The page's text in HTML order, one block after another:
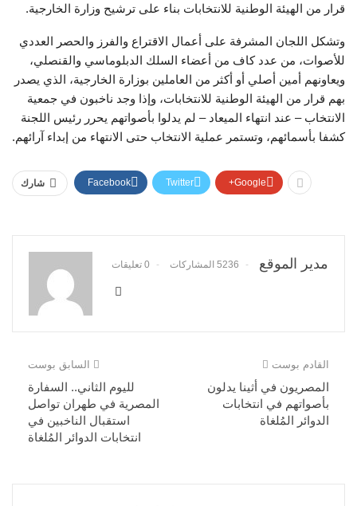
قرار من الهيئة الوطنية للانتخابات بناء على ترشيح وزارة الخارجية.
وتشكل اللجان المشرفة على أعمال الاقتراع والفرز والحصر العددي
للأصوات، من عدد كاف من أعضاء السلك الدبلوماسي والقنصلي،
ويعاونهم أمين أصلي أو أكثر من العاملين بوزارة الخارجية، الذي يصدر
بهم قرار من الهيئة الوطنية للانتخابات، وإذا وجد ناخبون في جمعية
الانتخاب – عند انتهاء الميعاد – لم يدلوا بأصواتهم يحرر رئيس اللجنة
كشفا بأسمائهم، وتستمر عملية الانتخاب حتى الانتهاء من إبداء آرائهم.
شارك Facebook Twitter Google+
مدير الموقع 5236 المشاركات 0 تعليقات
السابق بوست
لليوم الثاني.. السفارة
المصرية في طهران تواصل
استقبال الناخبين في
انتخابات الدوائر المُلغاة
القادم بوست
المصريون في أثينا يدلون
بأصواتهم في انتخابات
الدوائر المُلغاة